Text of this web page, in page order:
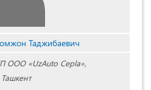
Таджибаевич
ООО «UzAuto Cepla»,